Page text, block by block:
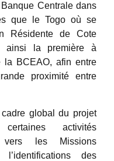
Centrale dans
que le Togo où se
Résidente de Cote
ainsi la première à
la BCEAO, afin entre
proximité entre
global du projet
activités
vers les Missions
des